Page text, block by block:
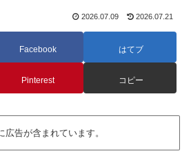
2026.07.09 2026.07.21
Facebook はてブ
Pinterest コピー
広告が含まれています。